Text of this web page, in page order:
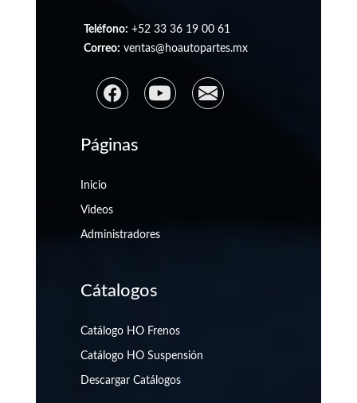
Teléfono: +52 33 36 19 00 61
Correo: ventas@hoautopartes.mx
Páginas
Inicio
Videos
Administradores
Cátalogos
Catálogo HO Frenos
Catálogo HO Suspensión
Descargar Catálogos